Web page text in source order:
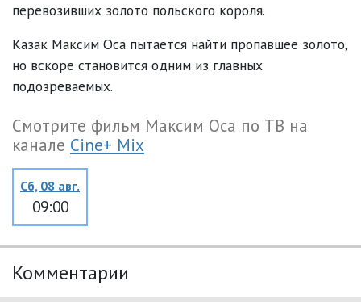
перевозивших золото польского короля.
Казак Максим Оса пытается найти пропавшее золото,
но вскоре становится одним из главных
подозреваемых.
Смотрите фильм Максим Оса по ТВ на
канале Cine+ Mix
Сб, 08 авг.
09:00
Комментарии